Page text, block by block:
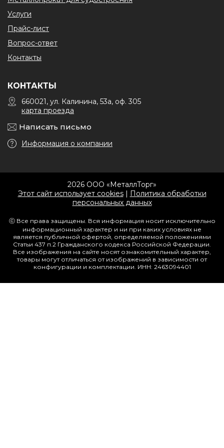
Услуги
Прайс-лист
Вопрос-ответ
Контакты
КОНТАКТЫ
660021, ул. Калинина, 53а, оф. 305
карта проезда
Написать письмо
Информация о компании
2026 ООО «МеталлТорг»
Этот сайт использует cookies| Политика обработки
персональных данных
ⓒ Все права защищены. Вся информация носит исключительно
информационный характер и ни при каких условиях не
является публичной офертой, определяемой положениями
Статьи 437 п.2 Гражданского кодекса Российской Федерации.
Все изображения на сайте носят ознакомительный характер,
товары могут отличаться от изображений в зависимости от
конфигурации и комплектации. ИНН: 2463094401